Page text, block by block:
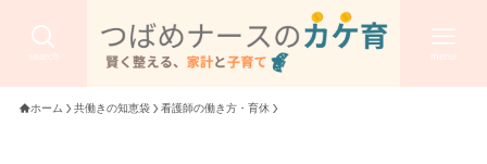
search menu
ホーム 共働きの知恵袋 看護師の働き方・育休